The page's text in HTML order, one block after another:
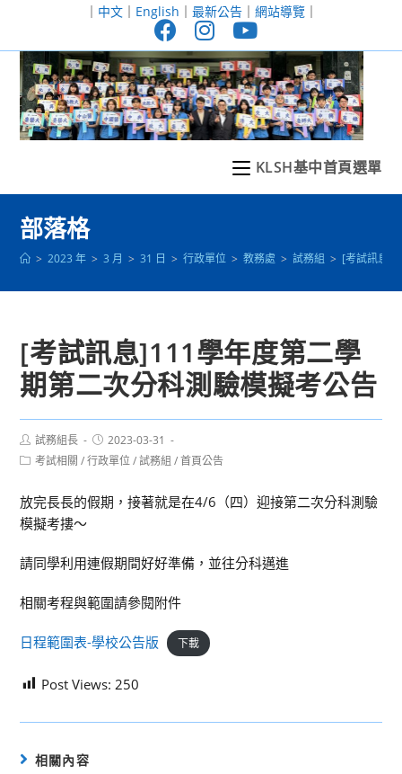
至
｜ 中文｜ English ｜ 最新公告｜ 網站導覽｜
KLSH基中首頁選單
部落格
> 2023 年 > 3 月 > 31 日 > 行政單位 > 教務處 > 試務組 > [考試訊息
[考試訊息]111學年度第二學
期第二次分科測驗模擬考公告
Post
author:
試務組長
Post
published:
2023-03-31
Post考試相關 / 行政單位 / 試務組 / 首頁公告
放完長長的假期，接著就是在4/6（四）迎接第二次分科測驗
模擬考摟～
請同學利用連假期間好好準備，並往分科邁進
相關考程與範圍請參閱附件
日程範圍表-學校公告版 下載
Post Views: 250
相關內容